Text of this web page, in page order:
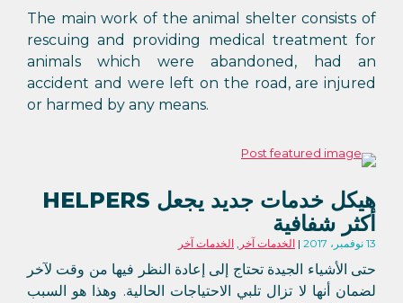
The main work of the animal shelter consists of
rescuing and providing medical treatment for
animals which were abandoned, had an
accident and were left on the road, are injured
or harmed by any means.
هيكل خدمات جديد يجعل HELPERS
أكثر شفافية
13 نوفمبر، 2017 الخدمات آخر , الخدمات آخر
حتى الأشياء الجيدة تحتاج إلى إعادة النظر فيها من وقت لآخر
لضمان أنها لا تزال تلبي الاحتياجات الحالية. وهذا هو السبب